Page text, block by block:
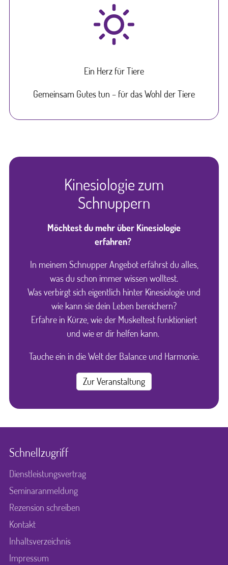
Ein Herz für Tiere
Gemeinsam Gutes tun – für das Wohl der Tiere
Kinesiologie zum
Schnuppern
Möchtest du mehr über Kinesiologie
erfahren?
In meinem Schnupper Angebot erfährst du alles,
was du schon immer wissen wolltest.
Was verbirgt sich eigentlich hinter Kinesiologie und
wie kann sie dein Leben bereichern?
Erfahre in Kürze, wie der Muskeltest funktioniert
und wie er dir helfen kann.
Tauche ein in die Welt der Balance und Harmonie.
Zur Veranstaltung
Schnellzugriff
Dienstleistungsvertrag
Seminaranmeldung
Rezension schreiben
Kontakt
Inhaltsverzeichnis
Impressum